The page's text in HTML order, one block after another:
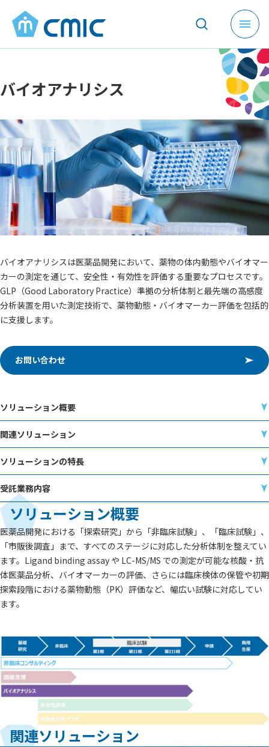
メ
ニ
ュ
ー
を
開
く
バイオアナリシス
バイオアナリシスは医薬品開発において、薬物の体内動態やバイオマー
カーの測定を通じて、安全性・有効性を評価する重要なプロセスです。
GLP（Good Laboratory Practice）準拠の分析体制と最先端の高感度
分析装置を用いた測定技術で、薬物動態・バイオマーカー評価を包括的
に支援します。
お問い合わせ
ソリューション概要
関連ソリューション
ソリューションの特長
受託業務内容
ソリューション概要
医薬品開発における「探索研究」から「非臨床試験」、「臨床試験」、
「市販後調査」まで、すべてのステージに対応した分析体制を整えてい
ます。Ligand binding assay や LC-MS/MS での測定が可能な核酸・抗
体医薬品分析、バイオマーカーの評価、さらには臨床検体の保管や初期
探索段階における薬物動態（PK）評価など、幅広い試験に対応してい
ます。
関連ソリューション